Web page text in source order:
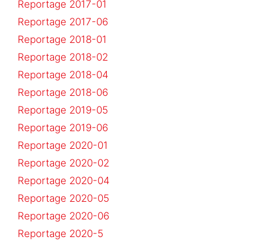
Reportage 2017-01
Reportage 2017-06
Reportage 2018-01
Reportage 2018-02
Reportage 2018-04
Reportage 2018-06
Reportage 2019-05
Reportage 2019-06
Reportage 2020-01
Reportage 2020-02
Reportage 2020-04
Reportage 2020-05
Reportage 2020-06
Reportage 2020-5